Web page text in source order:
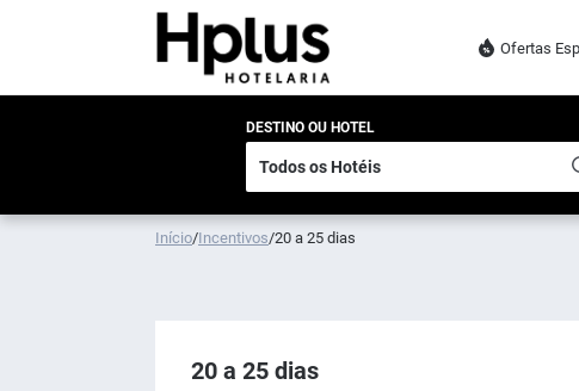
Ofertas
DESTINO OU HOTEL
Início/Incentivos/20 a 25 dias
20 a 25 dias